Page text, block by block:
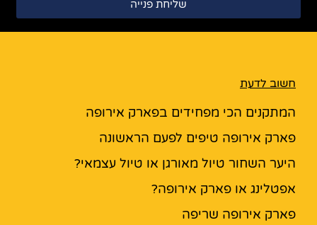
שליחת פנייה
חשוב לדעת
המתקנים הכי מפחידים בפארק אירופה
פארק אירופה טיפים לפעם הראשונה
היער השחור טיול מאורגן או טיול עצמאי?
אפטלינג או פארק אירופה?
פארק אירופה שריפה